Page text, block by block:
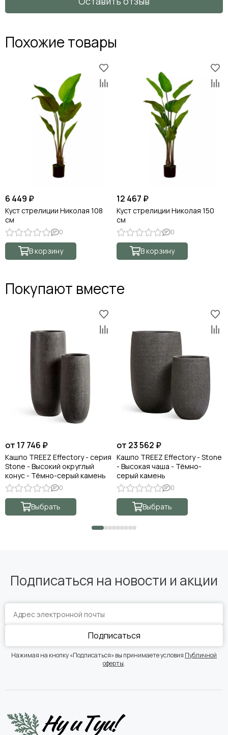
Похожие товары
6 449 ₽
Куст стрелиции Николая 108
см
0
В корзину
12 467 ₽
Куст стрелиции Николая 150
см
0
В корзину
Покупают вместе
от 17 746 ₽
Кашпо TREEZ Effectory - серия
Stone - Высокий округлый
конус - Тёмно-серый камень
0
Выбрать
от 23 562 ₽
Кашпо TREEZ Effectory - Stone
- Высокая чаша - Тёмно-
серый камень
0
Выбрать
Подписаться на новости и акции
Подписаться
Нажимая на кнопку «Подписаться» вы принимаете условия Публичной
оферты.